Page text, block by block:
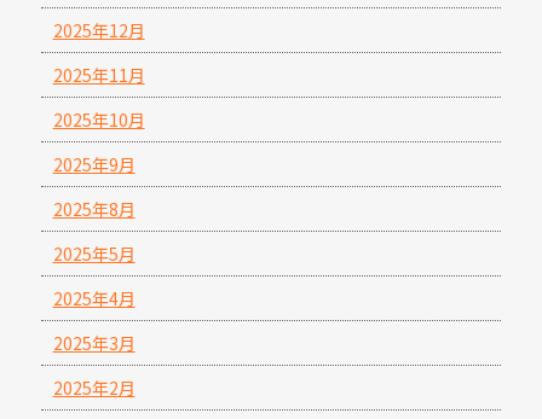
2025年12月
2025年11月
2025年10月
2025年9月
2025年8月
2025年5月
2025年4月
2025年3月
2025年2月